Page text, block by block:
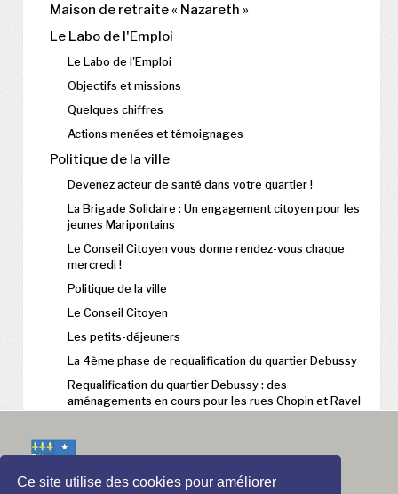
Ce site utilise des cookies pour améliorer
Maison de retraite « Nazareth »
Le Labo de l'Emploi
Le Labo de l'Emploi
Objectifs et missions
Quelques chiffres
Actions menées et témoignages
Politique de la ville
Devenez acteur de santé dans votre quartier !
La Brigade Solidaire : Un engagement citoyen pour les
jeunes Maripontains
Le Conseil Citoyen vous donne rendez-vous chaque
mercredi !
Politique de la ville
Le Conseil Citoyen
Les petits-déjeuners
La 4ème phase de requalification du quartier Debussy
Requalification du quartier Debussy : des
aménagements en cours pour les rues Chopin et Ravel